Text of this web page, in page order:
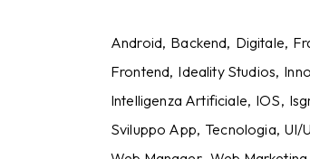
Android Backend Digitale
Frontend Ideality Studios
Intelligenza Artificiale IOS
Sviluppo App Tecnologia UI/